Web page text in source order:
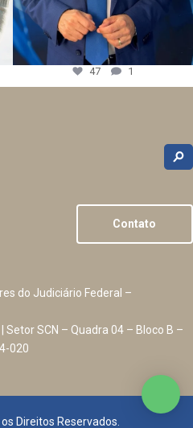
47 1
Contato
do Judiciário Federal –
SCN – Quadra 04 – Bloco B –
020
Direitos Reservados.